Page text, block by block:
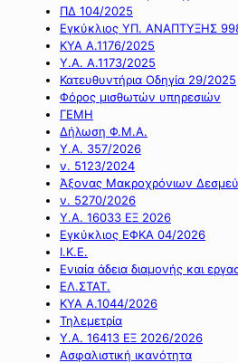
ΠΔ 104/2025
Εγκύκλιος ΥΠ. ΑΝΑΠΤΥΞΗΣ
ΚΥΑ Α.1176/2025
Υ.Α. Α.1173/2025
Κατευθυντήρια Οδηγία 29/2025
Φόρος μισθωτών υπηρεσιών
ΓΕΜΗ
Δήλωση Φ.Μ.Α.
Υ.Α. 357/2026
ν. 5123/2024
Άξονας Μακροχρόνιων
ν. 5270/2026
Υ.Α. 16033 ΕΞ 2026
Εγκύκλιος ΕΦΚΑ 04/2026
Ι.Κ.Ε.
Ενιαία άδεια διαμονής και
ΕΛ.ΣΤΑΤ.
ΚΥΑ Α.1044/2026
Τηλεμετρία
Υ.Α. 16413 ΕΞ 2026/2026
Ασφαλιστική ικανότητα